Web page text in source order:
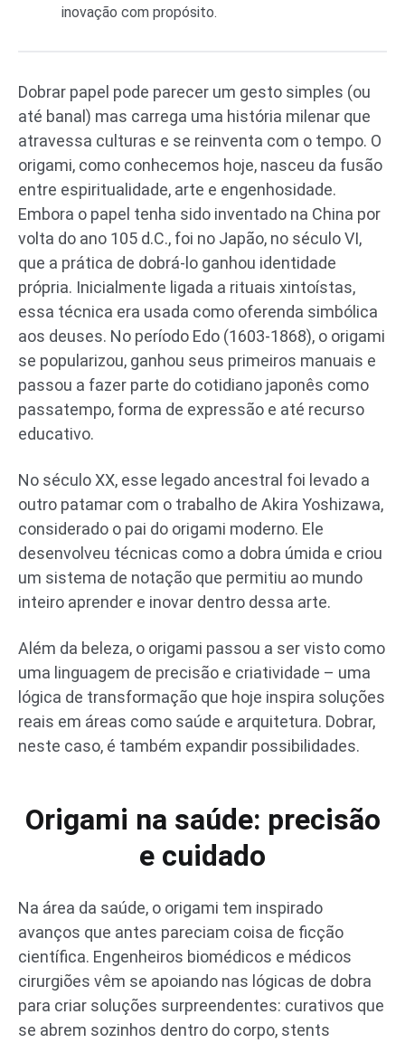
inovação com propósito.
Dobrar papel pode parecer um gesto simples (ou
até banal) mas carrega uma história milenar que
atravessa culturas e se reinventa com o tempo. O
origami, como conhecemos hoje, nasceu da fusão
entre espiritualidade, arte e engenhosidade.
Embora o papel tenha sido inventado na China por
volta do ano 105 d.C., foi no Japão, no século VI,
que a prática de dobrá-lo ganhou identidade
própria. Inicialmente ligada a rituais xintoístas,
essa técnica era usada como oferenda simbólica
aos deuses. No período Edo (1603-1868), o origami
se popularizou, ganhou seus primeiros manuais e
passou a fazer parte do cotidiano japonês como
passatempo, forma de expressão e até recurso
educativo.
No século XX, esse legado ancestral foi levado a
outro patamar com o trabalho de Akira Yoshizawa,
considerado o pai do origami moderno. Ele
desenvolveu técnicas como a dobra úmida e criou
um sistema de notação que permitiu ao mundo
inteiro aprender e inovar dentro dessa arte.
Além da beleza, o origami passou a ser visto como
uma linguagem de precisão e criatividade – uma
lógica de transformação que hoje inspira soluções
reais em áreas como saúde e arquitetura. Dobrar,
neste caso, é também expandir possibilidades.
Origami na saúde: precisão
e cuidado
Na área da saúde, o origami tem inspirado
avanços que antes pareciam coisa de ficção
científica. Engenheiros biomédicos e médicos
cirurgiões vêm se apoiando nas lógicas de dobra
para criar soluções surpreendentes: curativos que
se abrem sozinhos dentro do corpo, stents